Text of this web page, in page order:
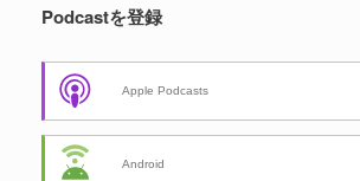
Podcastを登録
Apple Podcasts
Android